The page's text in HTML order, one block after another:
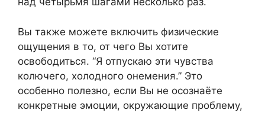
Вы также можете включить физические
ощущения в то, от чего Вы хотите
освободиться. “Я отпускаю эти чувства
колючего, холодного онемения.” Это
особенно полезно, если Вы не осознаёте
конкретные эмоции, окружающие проблему,